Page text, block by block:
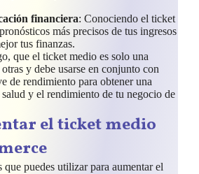
financiera: Conociendo el ticket
más precisos de tus ingresos
tus finanzas.
que el ticket medio es solo una
y debe usarse en conjunto con
de rendimiento para obtener una
y el rendimiento de tu negocio de
el ticket medio
que puedes utilizar para aumentar el